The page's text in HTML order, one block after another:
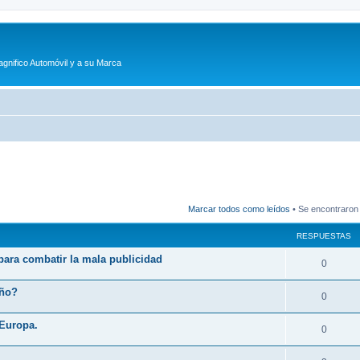
Automóvil y a su Marca
Marcar todos como leídos • Se
RESPUESTAS
combatir la mala publicidad 0R
e
p
u
0R
e
0R
e